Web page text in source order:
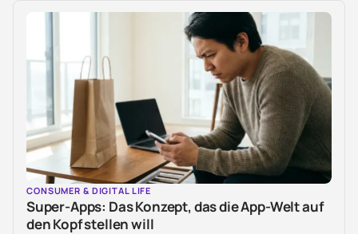
CONSUMER & DIGITAL LIFE
Super-Apps: Das Konzept, das die App-Welt auf
den Kopf stellen will